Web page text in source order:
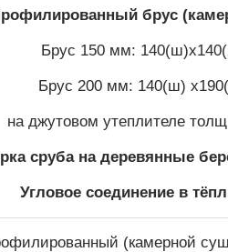
брус
Брус 150 мм:
Брус 200 мм: 140(ш)
на джутовом утеплителе
сруба на деревянные
Угловое соединение в
(камерной